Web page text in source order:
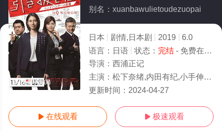
1-5全集/大结局
别名：xuanbawulietoudezuopai
日本 剧情,日本剧 2019
6.0
语言： 日语 状态： 完结- 免费在线观看
导演： 西浦正记
主演： 松下奈绪,内田有纪,小手伸也,渡部笃郎,要润,长谷川初范,秋元真夏,杉本哲太,中林大树,原田泰造
更新时间： 2024-04-27
 在线观看  极速观看